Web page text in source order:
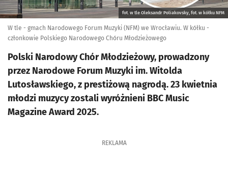
fot. w tle Oleksandr Poliakovsky, fot. w kółku NFM
W tle - gmach Narodowego Forum Muzyki (NFM) we Wrocławiu. W kółku -
członkowie Polskiego Narodowego Chóru Młodzieżowego
Polski Narodowy Chór Młodzieżowy, prowadzony
przez Narodowe Forum Muzyki im. Witolda
Lutosławskiego, z prestiżową nagrodą. 23 kwietnia
młodzi muzycy zostali wyróżnieni BBC Music
Magazine Award 2025.
REKLAMA